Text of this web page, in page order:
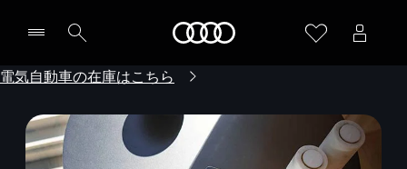
電気自動車の在庫はこちら